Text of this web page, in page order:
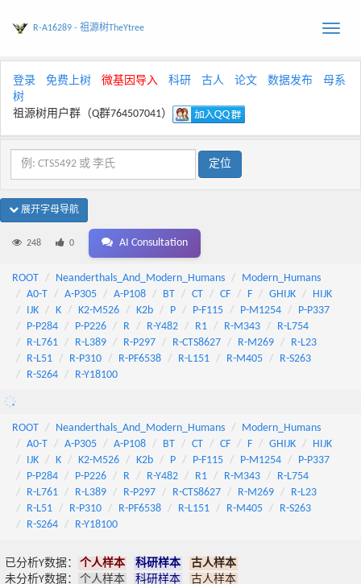
Toggle
R-A16289 - 祖源树TheYtree
登录 免费上树 微基因导入 科研 古人 论文 数据发布
母系
树
祖源树用户群（Q群764507041）
展开字母导航
248 0 AI Consultation
ROOT Neanderthals_And_Modern_Humans
Modern_Humans
A0-T
A-P305 A-P108 BT CT CF F GHIJK
HIJK
IJK
K K2-M526 K2b P P-F115 P-M1254
P-P337
P-P284
P-P226 R R-Y482 R1 R-M343
R-L754
R-L761
R-L389 R-P297 R-CTS8627 R-M269
R-L23
R-L51
R-P310 R-PF6538 R-L151 R-M405
R-S263
R-S264
R-Y18100
ROOT Neanderthals_And_Modern_Humans
Modern_Humans
A0-T
A-P305 A-P108 BT CT CF F GHIJK
HIJK
IJK
K K2-M526 K2b P P-F115 P-M1254
P-P337
P-P284
P-P226 R R-Y482 R1 R-M343
R-L754
R-L761
R-L389 R-P297 R-CTS8627 R-M269
R-L23
R-L51
R-P310 R-PF6538 R-L151 R-M405
R-S263
R-S264
R-Y18100
已分析Y数据： 个人样本 科研样本
古人样本
未分析Y数据：
个人样本 科研样本 古人样本